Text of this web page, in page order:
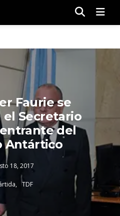
Faurie se
Secretario
del
Antártico
18, 2017
TDF